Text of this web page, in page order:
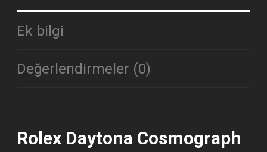
Ek bilgi
Değerlendirmeler (0)
Rolex Daytona Cosmograph